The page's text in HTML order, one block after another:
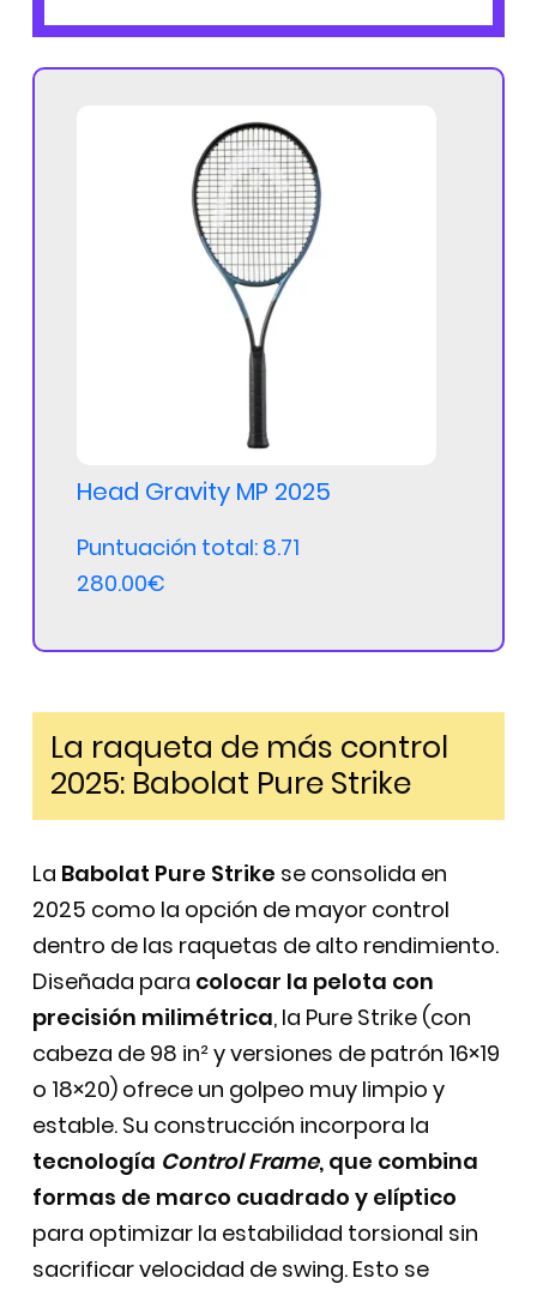
Head Gravity MP 2025
Puntuación total: 8.71
280.00€
La raqueta de más control
2025: Babolat Pure Strike
La Babolat Pure Strike se consolida en
2025 como la opción de mayor control
dentro de las raquetas de alto rendimiento.
Diseñada para colocar la pelota con
precisión milimétrica, la Pure Strike (con
cabeza de 98 in² y versiones de patrón 16×19
o 18×20) ofrece un golpeo muy limpio y
estable. Su construcción incorpora la
tecnología Control Frame, que combina
formas de marco cuadrado y elíptico
para optimizar la estabilidad torsional sin
sacrificar velocidad de swing. Esto se